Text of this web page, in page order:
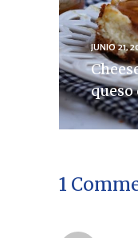
JUNIO 21,
queso
1